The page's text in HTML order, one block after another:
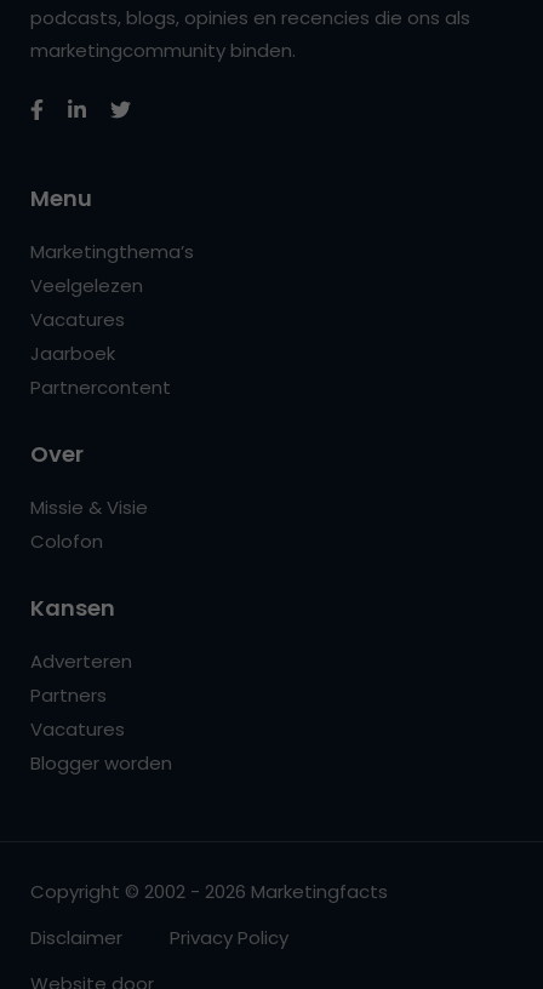
podcasts, blogs, opinies en recencies die ons als
marketingcommunity binden.
Menu
Marketingthema’s
Veelgelezen
Vacatures
Jaarboek
Partnercontent
Over
Missie & Visie
Colofon
Kansen
Adverteren
Partners
Vacatures
Blogger worden
Copyright © 2002 - 2026 Marketingfacts
Disclaimer
Privacy Policy
Website door